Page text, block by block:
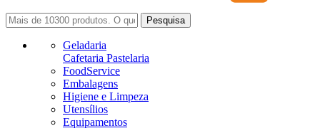
Geladaria
Cafetaria Pastelaria
FoodService
Embalagens
Higiene e Limpeza
Utensílios
Equipamentos